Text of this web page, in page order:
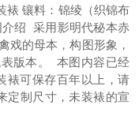
裱 镶料：锦绫（织锦布
介绍采用影明代秘本赤
戏的母本，构图形象，
表版本。本图内容已经
裱可保存百年以上，请
定制尺寸，未装裱的宣